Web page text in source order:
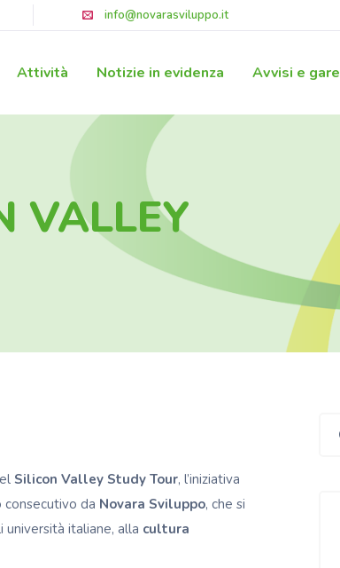
info@novarasviluppo.it
Attività Notizie in evidenza Avvisi e gare
VALLEY
Silicon Valley Study Tour, l’iniziativa
da Novara Sviluppo, che si
università italiane, alla cultura